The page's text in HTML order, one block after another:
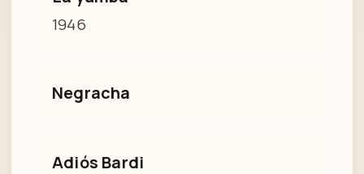
1946
Negracha
Adiós Bardi